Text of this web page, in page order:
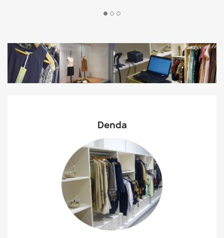
Denda